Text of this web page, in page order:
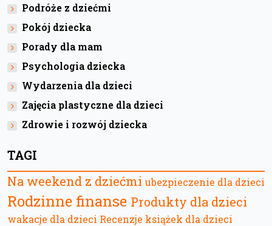
Podróże z dziećmi
Pokój dziecka
Porady dla mam
Psychologia dziecka
Wydarzenia dla dzieci
Zajęcia plastyczne dla dzieci
Zdrowie i rozwój dziecka
TAGI
Na weekend z dziećmi ubezpieczenie dla dzieci
Rodzinne finanse Produkty dla dzieci
wakacje dla dzieci Recenzje książek dla dzieci